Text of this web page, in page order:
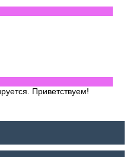
Приветствуем!